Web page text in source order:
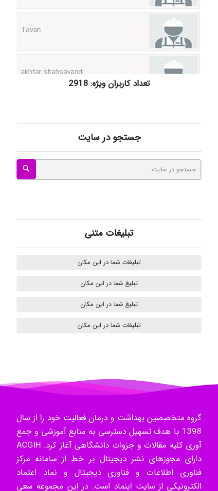
Nazaninkarkon
Omid
Mohammad
Tavan
akhtar shahsavandi
تعداد کاربران ویژه: 2918
جستجو در سایت
تبلیغات متنی
تبلیغات شما در این مکان
تبلیغ شما در این مکان
تبلیغ شما در این مکان
تبلیغات شما در این مکان
گروه متخصصین بهداشت و درمان فعالیت خود را از سال
1398 با هدف تسهیل دسترسی به منابع آموزشی و جمع
آوری کلیه مقالات و جزوات دانشگاهی آغاز کرد. ACGIH
دارای مجوزهای نشر دیجیتال بر خط از سامانه مرکز
فناوری اطلاعات و فناوری دیجیتال و نماد اعتماد
الکترونیکی از سایت اینماد است. در این مجموعه سعی